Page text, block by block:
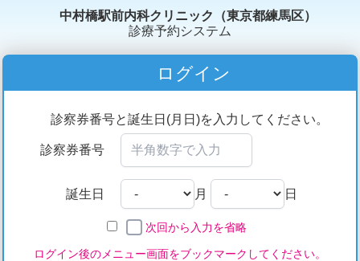
中村橋駅前内科クリニック（東京都練馬区）
診療予約システム
ログイン
診察券番号と誕生日(月日)を入力してください。
診察券番号
誕生日 月 日
次回から入力を省略
ログイン後のメニュー画面をブックマークしてください。